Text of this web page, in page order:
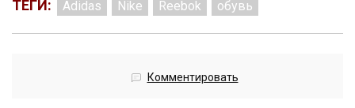
ТЕГИ: Adidas Nike Reebok обувь
Комментировать